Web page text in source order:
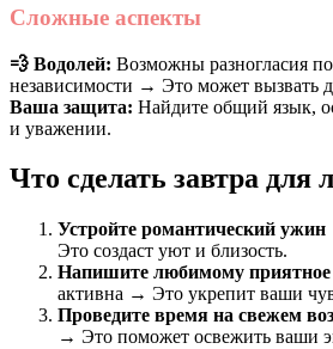
Сложные аспекты
💨 Водолей: Возможны разногласия
независимости → Это может вызвать
Ваша защита: Найдите общий язык,
и уважении.
Что сделать завтра для
Устройте романтический ужин
Это создаст уют и близость.
Напишите любимому приятное
активна → Это укрепит ваши
Проведите время на свежем
→ Это поможет освежить ваши